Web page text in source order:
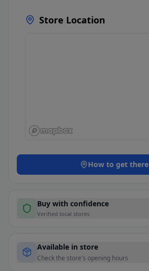
Store Location
How to get there
Buy with confidence
Verified local stores
Available in store
Check the store's opening hours